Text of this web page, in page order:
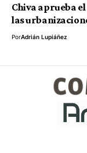
Chiva aprueba
las
PorAdrián Lupiáñez